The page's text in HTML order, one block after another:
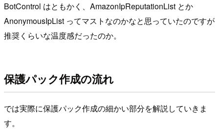
BotControl はともかく、AmazonIpReputationList とか
AnonymousIpList ってマストなのかなと思っていたのですが
推奨くらいな温度感だったのか。
保護パック作成の流れ
では実際に保護パック作成の細かい部分を解説していきま
す。